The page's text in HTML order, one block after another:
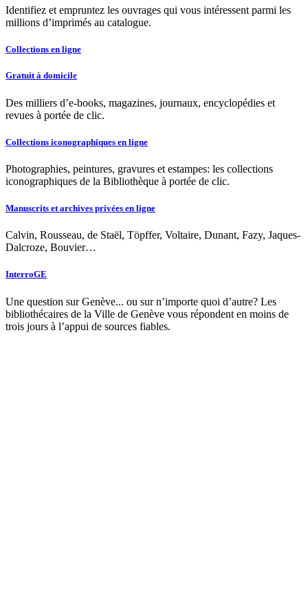
Identifiez et empruntez les ouvrages qui vous intéressent parmi les
millions d’imprimés au catalogue.
Collections en ligne
Gratuit à domicile
Des milliers d’e-books, magazines, journaux, encyclopédies et
revues à portée de clic.
Collections iconographiques en ligne
Photographies, peintures, gravures et estampes: les collections
iconographiques de la Bibliothèque à portée de clic.
Manuscrits et archives privées en ligne
Calvin, Rousseau, de Staël, Töpffer, Voltaire, Dunant, Fazy, Jaques-
Dalcroze, Bouvier…
InterroGE
Une question sur Genève... ou sur n’importe quoi d’autre? Les
bibliothécaires de la Ville de Genève vous répondent en moins de
trois jours à l’appui de sources fiables.